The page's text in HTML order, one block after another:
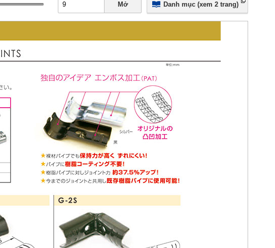
Mở Danh mục (xem 2 trang)